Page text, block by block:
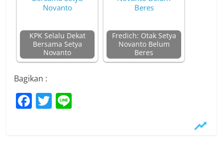
KPK Selalu Dekat
Bersama Setya
Novanto
Fredich: Otak Setya
Novanto Belum
Beres
Bagikan :
F T